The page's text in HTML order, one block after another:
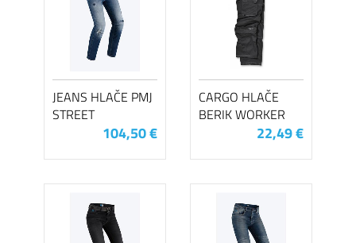
JEANS HLAČE PMJ
STREET
104,50 €
CARGO HLAČE
BERIK WORKER
22,49 €